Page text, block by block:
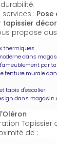
services :
propose
thermiques
dans
par
tenture murale
tapis d'escalier
dans magasin
Tapissier
de :